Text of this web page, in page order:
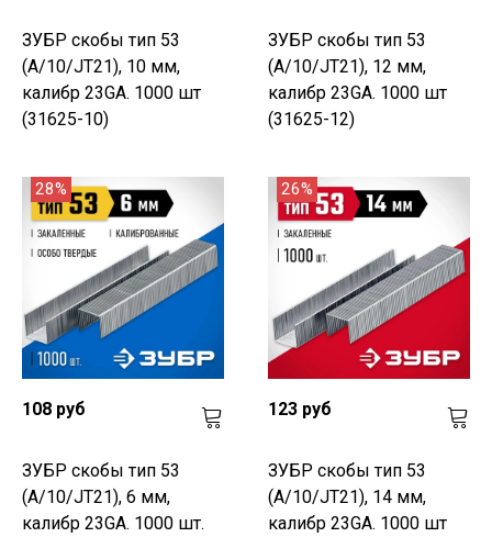
ЗУБР скобы тип 53
(A/10/JT21), 10 мм,
калибр 23GA. 1000 шт
(31625-10)
ЗУБР скобы тип 53
(A/10/JT21), 12 мм,
калибр 23GA. 1000 шт
(31625-12)
28%
108 руб
ЗУБР скобы тип 53
(A/10/JT21), 6 мм,
калибр 23GA. 1000 шт.
26%
123 руб
ЗУБР скобы тип 53
(A/10/JT21), 14 мм,
калибр 23GA. 1000 шт